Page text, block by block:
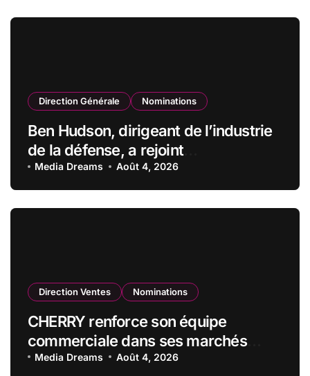
Direction Générale Nominations
Ben Hudson, dirigeant de l’industrie
de la défense, a rejoint
CZECHOSLOVAK GROUP (CSG) en
qualité de vice-président du conseil
d’administration
Media Dreams Août 4, 2026
Direction Ventes Nominations
CHERRY renforce son équipe
commerciale dans ses marchés
stratégiques
Media Dreams Août 4, 2026